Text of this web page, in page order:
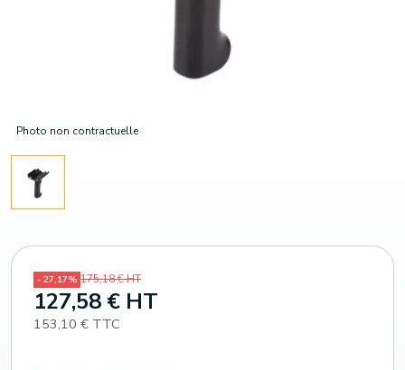
Photo non contractuelle
- 27,17% 175,18 € HT
127,58 € HT
153,10 € TTC